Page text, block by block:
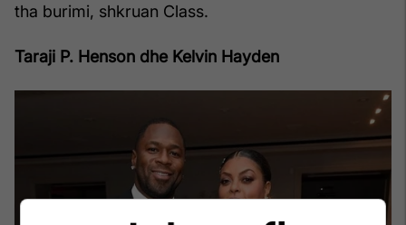
tha burimi, shkruan Class.
Taraji P. Henson dhe Kelvin Hayden